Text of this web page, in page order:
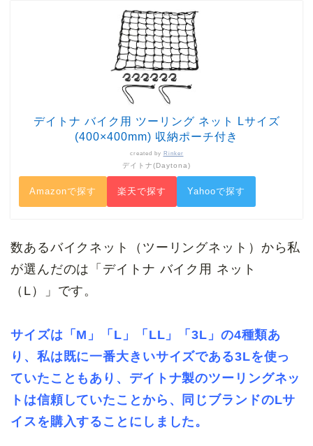
デイトナ バイク用 ツーリング ネット Lサイズ
(400×400mm) 収納ポーチ付き
created by Rinker
デイトナ(Daytona)
Amazonで探す 楽天で探す Yahooで探す
数あるバイクネット（ツーリングネット）から私
が選んだのは「デイトナ バイク用 ネット
（L）」です。
サイズは「M」「L」「LL」「3L」の4種類あ
り、私は既に一番大きいサイズである3Lを使っ
ていたこともあり、デイトナ製のツーリングネッ
トは信頼していたことから、同じブランドのLサ
イスを購入することにしました。